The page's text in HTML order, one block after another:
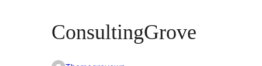
ConsultingGrove